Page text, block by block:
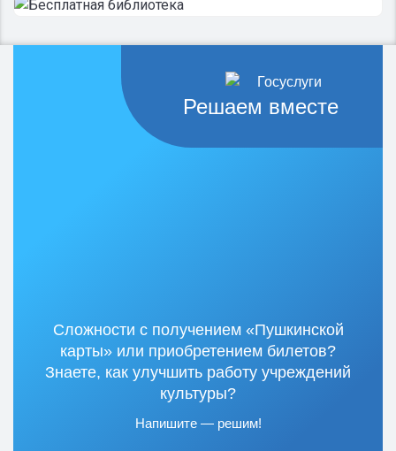
Решаем вместе
Сложности с получением «Пушкинской
карты» или приобретением билетов?
Знаете, как улучшить работу учреждений
культуры?
Напишите — решим!